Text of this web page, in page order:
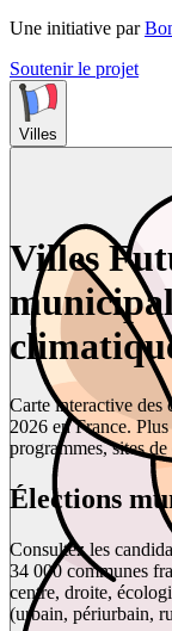
Une initiative par
Soutenir le projet
Villes
Villes
Carte interactive des
2026 en France.
programmes, sites
Élections
Consultez les
34 000 communes
centre, droite,
(urbain, périurbain,